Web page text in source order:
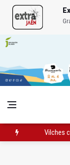
Vilches